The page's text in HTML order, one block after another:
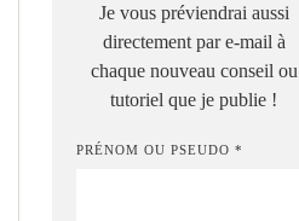
Je vous préviendrai aussi
directement par e-mail à
chaque nouveau conseil ou
tutoriel que je publie !
PRÉNOM OU PSEUDO *